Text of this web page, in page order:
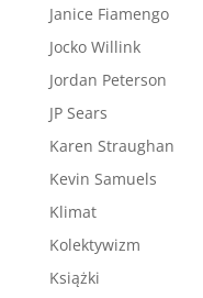
Janice Fiamengo
Jocko Willink
Jordan Peterson
JP Sears
Karen Straughan
Kevin Samuels
Klimat
Kolektywizm
Książki